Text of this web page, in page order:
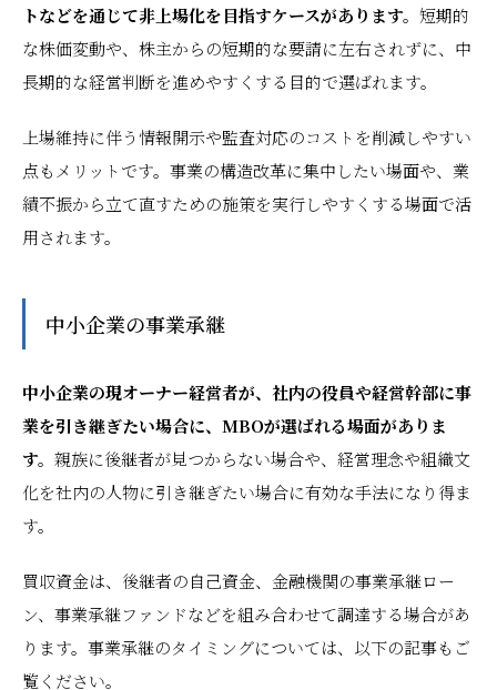
トなどを通じて非上場化を目指すケースがあります。 短期的
な株価変動や、株主からの短期的な要請に左右されずに、中
長期的な経営判断を進めやすくする目的で選ばれます。
上場維持に伴う情報開示や監査対応のコストを削減しやすい
点もメリットです。事業の構造改革に集中したい場面や、業
績不振から立て直すための施策を実行しやすくする場面で活
用されます。
中小企業の事業承継
中小企業の現オーナー経営者が、社内の役員や経営幹部に事
業を引き継ぎたい場合に、MBOが選ばれる場面がありま
す。 親族に後継者が見つからない場合や、経営理念や組織文
化を社内の人物に引き継ぎたい場合に有効な手法になり得ま
す。
買収資金は、後継者の自己資金、金融機関の事業承継ロー
ン、事業承継ファンドなどを組み合わせて調達する場合があ
ります。事業承継のタイミングについては、以下の記事もご
覧ください。